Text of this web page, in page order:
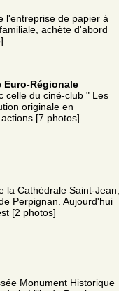
l'entreprise de papier à
achète d'abord
Euro-Régionale
celle du ciné-club " Les
originale en
[7 photos]
la Cathédrale Saint-Jean,
Perpignan. Aujourd'hui
[2 photos]
Monument Historique